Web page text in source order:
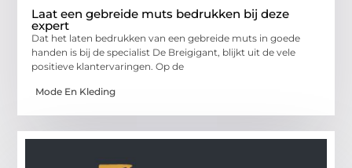
Laat een gebreide muts bedrukken bij deze
expert
Dat het laten bedrukken van een gebreide muts in goede
handen is bij de specialist De Breigigant, blijkt uit de vele
positieve klantervaringen. Op de
Mode En Kleding